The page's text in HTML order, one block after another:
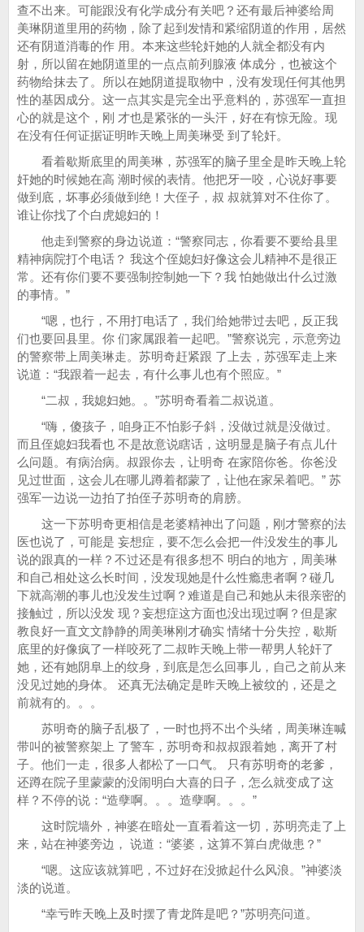
查不出来。可能跟没有化学成分有关吧？还有最后神婆给周
美琳阴道里用的药物，除了起到发情和紧缩阴道的作用，居然
还有阴道消毒的作 用。本来这些轮奸她的人就全都没有内
射，所以留在她阴道里的一点点前列腺液 体成分，也被这个
药物给抹去了。所以在她阴道提取物中，没有发现任何其他男
性的基因成分。这一点其实是完全出乎意料的，苏强军一直担
心的就是这个，刚 才也是紧张的一头汗，好在有惊无险。现
在没有任何证据证明昨天晚上周美琳受 到了轮奸。
看着歇斯底里的周美琳，苏强军的脑子里全是昨天晚上轮
奸她的时候她在高 潮时候的表情。他把牙一咬，心说好事要
做到底，坏事必须做到绝！大侄子，叔 叔就算对不住你了。
谁让你找了个白虎媳妇的！
他走到警察的身边说道：“警察同志，你看要不要给县里
精神病院打个电话？ 我这个侄媳妇好像这会儿精神不是很正
常。还有你们要不要强制控制她一下？我 怕她做出什么过激
的事情。”
“嗯，也行，不用打电话了，我们给她带过去吧，反正我
们也要回县里。你 们家属跟着一起吧。”警察说完，示意旁边
的警察带上周美琳走。苏明奇赶紧跟 了上去，苏强军走上来
说道：“我跟着一起去，有什么事儿也有个照应。”
“二叔，我媳妇她。。”苏明奇看着二叔说道。
“嗨，傻孩子，咱身正不怕影子斜，没做过就是没做过。
而且侄媳妇我看也 不是故意说瞎话，这明显是脑子有点儿什
么问题。有病治病。叔跟你去，让明奇 在家陪你爸。你爸没
见过世面，这会儿在哪儿蹲着都蒙了，让他在家呆着吧。” 苏
强军一边说一边拍了拍侄子苏明奇的肩膀。
这一下苏明奇更相信是老婆精神出了问题，刚才警察的法
医也说了，可能是 妄想症，要不怎么会把一件没发生的事儿
说的跟真的一样？不过还是有很多想不 明白的地方，周美琳
和自己相处这么长时间，没发现她是什么性瘾患者啊？碰几
下就高潮的事儿也没发生过啊？难道是自己和她从未很亲密的
接触过，所以没发 现？妄想症这方面也没出现过啊？但是家
教良好一直文文静静的周美琳刚才确实 情绪十分失控，歇斯
底里的好像疯了一样咬死了二叔昨天晚上带一帮男人轮奸了
她，还有她阴阜上的纹身，到底是怎么回事儿，自己之前从来
没见过她的身体。 还真无法确定是昨天晚上被纹的，还是之
前就有的。。。
苏明奇的脑子乱极了，一时也捋不出个头绪，周美琳连喊
带叫的被警察架上 了警车，苏明奇和叔叔跟着她，离开了村
子。他们一走，很多人都松了一口气。 只有苏明奇的老爹，
还蹲在院子里蒙蒙的没闹明白大喜的日子，怎么就变成了这
样？不停的说：“造孽啊。。。造孽啊。。。”
这时院墙外，神婆在暗处一直看着这一切，苏明亮走了上
来，站在神婆旁边， 说道：“婆婆，这算不算白虎做患？”
“嗯。这应该就算吧，不过好在没掀起什么风浪。”神婆淡
淡的说道。
“幸亏昨天晚上及时摆了青龙阵是吧？”苏明亮问道。